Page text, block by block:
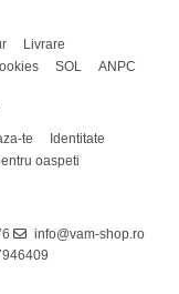
Livrare
SOL ANPC
te
Identitate
oaspeti
info@vam-shop.ro